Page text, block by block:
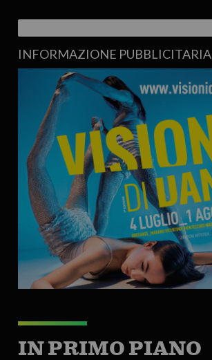
INFORMAZIONE PUBBLICITARIA
IN PRIMO PIANO